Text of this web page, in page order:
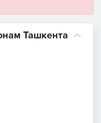
Ташкента